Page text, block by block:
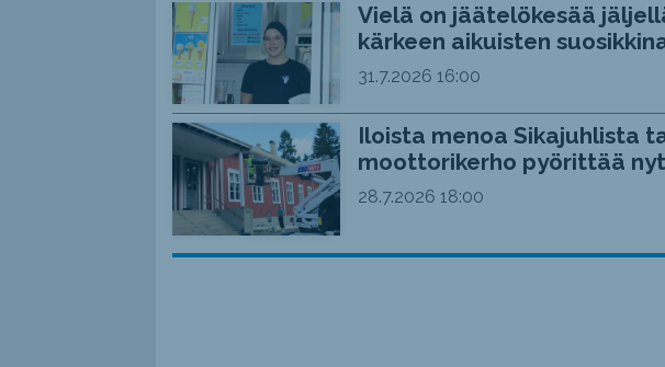
Vielä on jäätelökesää
kärkeen aikuisten
31.7.2026 16:00
Iloista menoa Sikajuhlista
moottorikerho pyörittää
28.7.2026 18:00